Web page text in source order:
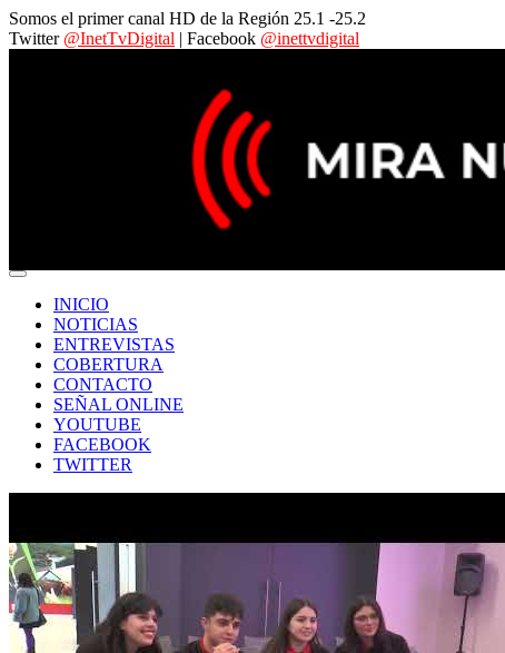
Somos el primer canal HD de la Región 25.1 -25.2
Twitter @InetTvDigital | Facebook @inettvdigital
INICIO
NOTICIAS
ENTREVISTAS
COBERTURA
CONTACTO
SEÑAL ONLINE
YOUTUBE
FACEBOOK
TWITTER